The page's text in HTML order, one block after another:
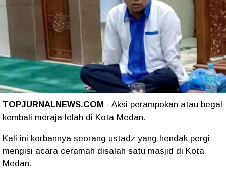
TOPJURNALNEWS.COM - Aksi perampokan atau begal
kembali meraja lelah di Kota Medan.
Kali ini korbannya seorang ustadz yang hendak pergi
mengisi acara ceramah disalah satu masjid di Kota
Medan.